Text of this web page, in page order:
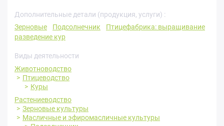
Дополнительные детали (продукция, услуги) :
Зерновые
Подсолнечник
Птицефабрика: выращивание
разведение кур
Виды деятельности
Животноводство
Птицеводство
Куры
Растениеводство
Зерновые культуры
Масличные и эфиромасличные культуры